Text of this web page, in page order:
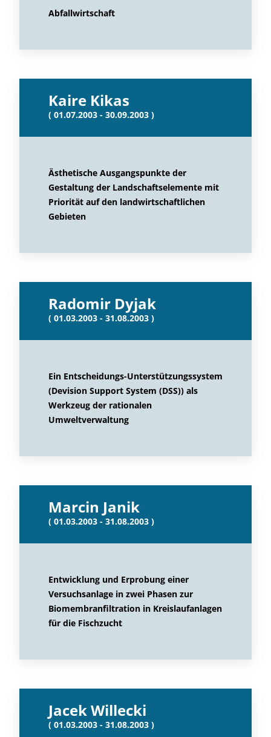
Abfallwirtschaft
Kaire Kikas
( 01.07.2003 - 30.09.2003 )
Ästhetische Ausgangspunkte der
Gestaltung der Landschaftselemente mit
Priorität auf den landwirtschaftlichen
Gebieten
Radomir Dyjak
( 01.03.2003 - 31.08.2003 )
Ein Entscheidungs-Unterstützungssystem
(Devision Support System (DSS)) als
Werkzeug der rationalen
Umweltverwaltung
Marcin Janik
( 01.03.2003 - 31.08.2003 )
Entwicklung und Erprobung einer
Versuchsanlage in zwei Phasen zur
Biomembranfiltration in Kreislaufanlagen
für die Fischzucht
Jacek Willecki
( 01.03.2003 - 31.08.2003 )